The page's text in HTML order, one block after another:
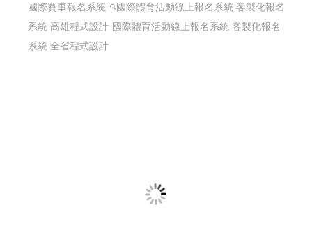
國際賽事報名系統
國際體育活動線上報名系統 客製化報名
系統 高雄程式設計 國際體育活動線上報名系統 客製化報名
系統 全省程式設計